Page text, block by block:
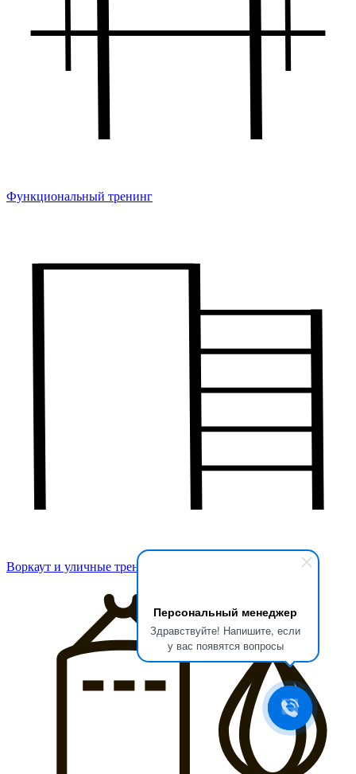
Персональный менеджер
Здравствуйте! Напишите, если
у вас появятся вопросы
Функциональный тренинг
Воркаут и уличные тренажеры